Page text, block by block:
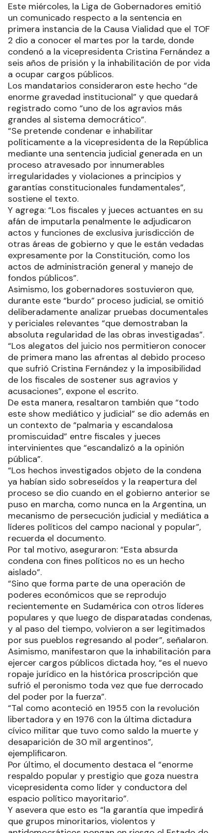
Este miércoles, la Liga de Gobernadores emitió
un comunicado respecto a la sentencia en
primera instancia de la Causa Vialidad que el TOF
2 dio a conocer el martes por la tarde, donde
condenó a la vicepresidenta Cristina Fernández a
seis años de prisión y la inhabilitación de por vida
a ocupar cargos públicos.
Los mandatarios consideraron este hecho “de
enorme gravedad institucional” y que quedará
registrado como “uno de los agravios más
grandes al sistema democrático”.
“Se pretende condenar e inhabilitar
políticamente a la vicepresidenta de la República
mediante una sentencia judicial generada en un
proceso atravesado por innumerables
irregularidades y violaciones a principios y
garantías constitucionales fundamentales”,
sostiene el texto.
Y agrega: “Los fiscales y jueces actuantes en su
afán de imputarla penalmente le adjudicaron
actos y funciones de exclusiva jurisdicción de
otras áreas de gobierno y que le están vedadas
expresamente por la Constitución, como los
actos de administración general y manejo de
fondos públicos”.
Asimismo, los gobernadores sostuvieron que,
durante este “burdo” proceso judicial, se omitió
deliberadamente analizar pruebas documentales
y periciales relevantes “que demostraban la
absoluta regularidad de las obras investigadas”.
“Los alegatos del juicio nos permitieron conocer
de primera mano las afrentas al debido proceso
que sufrió Cristina Fernández y la imposibilidad
de los fiscales de sostener sus agravios y
acusaciones”, expone el escrito.
De esta manera, resaltaron también que “todo
este show mediático y judicial” se dio además en
un contexto de “palmaria y escandalosa
promiscuidad” entre fiscales y jueces
intervinientes que “escandalizó a la opinión
pública”.
“Los hechos investigados objeto de la condena
ya habían sido sobreseídos y la reapertura del
proceso se dio cuando en el gobierno anterior se
puso en marcha, como nunca en la Argentina, un
mecanismo de persecución judicial y mediática a
líderes políticos del campo nacional y popular”,
recuerda el documento.
Por tal motivo, aseguraron: “Esta absurda
condena con fines políticos no es un hecho
aislado”.
“Sino que forma parte de una operación de
poderes económicos que se reprodujo
recientemente en Sudamérica con otros líderes
populares y que luego de disparatadas condenas,
y al paso del tiempo, volvieron a ser legitimados
por sus pueblos regresando al poder”, señalaron.
Asimismo, manifestaron que la inhabilitación para
ejercer cargos públicos dictada hoy, “es el nuevo
ropaje jurídico en la histórica proscripción que
sufrió el peronismo toda vez que fue derrocado
del poder por la fuerza”.
“Tal como aconteció en 1955 con la revolución
libertadora y en 1976 con la última dictadura
cívico militar que tuvo como saldo la muerte y
desaparición de 30 mil argentinos”,
ejemplificaron.
Por último, el documento destaca el “enorme
respaldo popular y prestigio que goza nuestra
vicepresidenta como líder y conductora del
espacio político mayoritario”.
Y asevera que esto es “la garantía que impedirá
que grupos minoritarios, violentos y